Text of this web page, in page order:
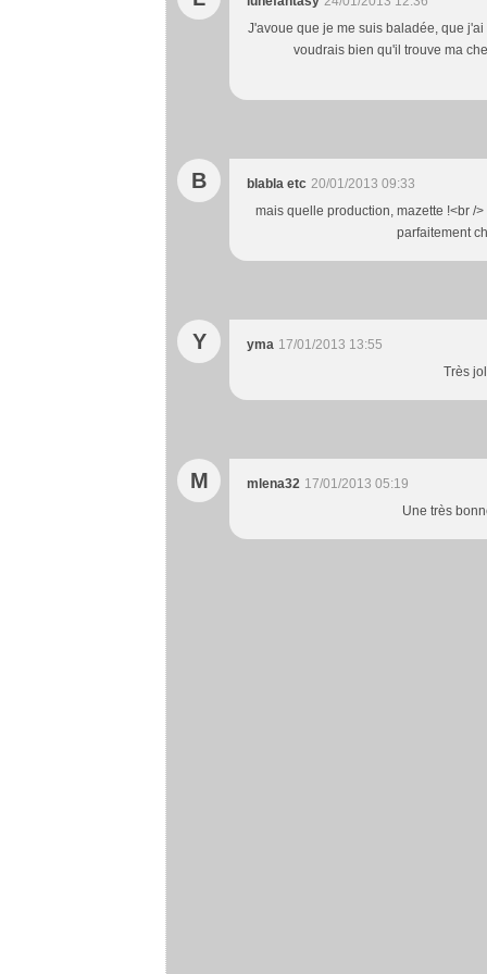
J'avoue que je me suis baladée, que
voudrais bien qu'il trouve ma
B blabla etc 20/01/2013 09:33
mais quelle production, mazette !<br /
parfaitement
Y yma 17/01/2013 13:55
Très
M mlena32 17/01/2013 05:19
Une très